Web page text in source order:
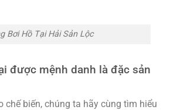
Bơi Hồ Tại Hải Sản Lộc
được mệnh danh là đặc sản
chế biến, chúng ta hãy cùng tìm hiểu